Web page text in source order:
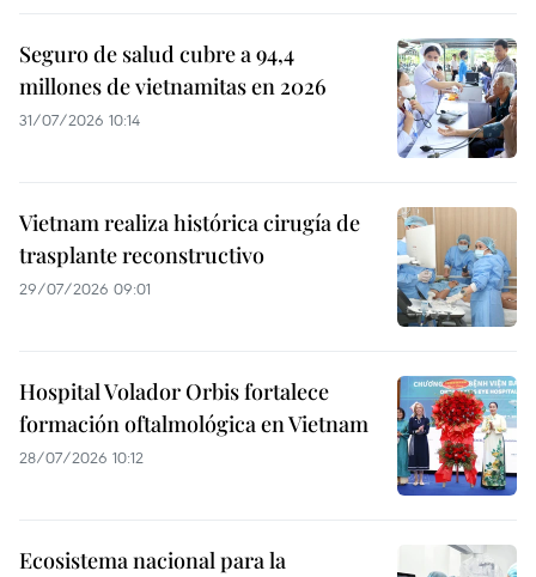
Seguro de salud cubre a 94,4
millones de vietnamitas en 2026
31/07/2026 10:14
Vietnam realiza histórica cirugía de
trasplante reconstructivo
29/07/2026 09:01
Hospital Volador Orbis fortalece
formación oftalmológica en Vietnam
28/07/2026 10:12
Ecosistema nacional para la